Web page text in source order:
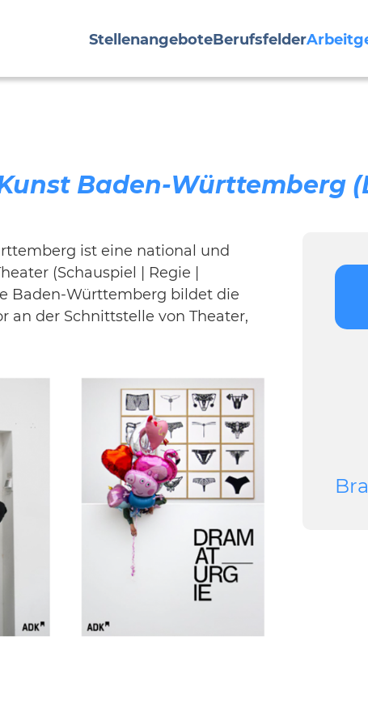
StellenangeboteBerufsfelder
Baden-Württemberg
ist eine national und
(Schauspiel | Regie |
Baden-Württemberg bildet die
an der Schnittstelle von Theater,